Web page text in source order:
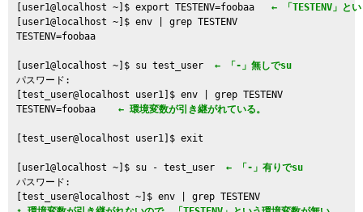
[user1@localhost ~]$ export TESTENV=foobaa
← 「TESTENV」と
[user1@localhost ~]$ env | grep TESTENV
TESTENV=foobaa
[user1@localhost ~]$ su test_user
← 「-」無しでsu
パスワード:
[test_user@localhost user1]$ env | grep TESTENV
TESTENV=foobaa
← 環境変数が引き継がれている。
[test_user@localhost user1]$ exit
[user1@localhost ~]$ su - test_user
← 「-」有りでsu
パスワード: